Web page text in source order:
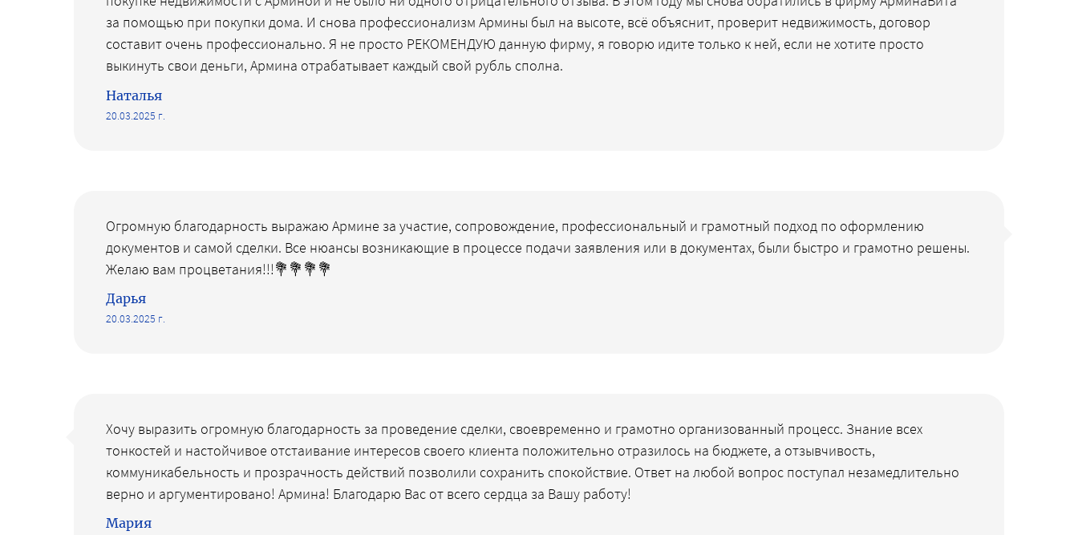
за помощью при покупки дома. И снова профессионализм Армины был на высоте, всё объяснит, проверит недвижимость, договор
составит очень профессионально. Я не просто РЕКОМЕНДУЮ данную фирму, я говорю идите только к ней, если не хотите просто
выкинуть свои деньги, Армина отрабатывает каждый свой рубль сполна.
Наталья
20.03.2025 г.
Огромную благодарность выражаю Армине за участие, сопровождение, профессиональный и грамотный подход по оформлению
документов и самой сделки. Все нюансы возникающие в процессе подачи заявления или в документах, были быстро и грамотно решены.
Желаю вам процветания!!!💐💐💐💐
Дарья
20.03.2025 г.
Хочу выразить огромную благодарность за проведение сделки, своевременно и грамотно организованный процесс. Знание всех
тонкостей и настойчивое отстаивание интересов своего клиента положительно отразилось на бюджете, а отзывчивость,
коммуникабельность и прозрачность действий позволили сохранить спокойствие. Ответ на любой вопрос поступал незамедлительно
верно и аргументировано! Армина! Благодарю Вас от всего сердца за Вашу работу!
Мария